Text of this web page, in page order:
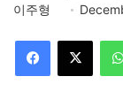
이주형